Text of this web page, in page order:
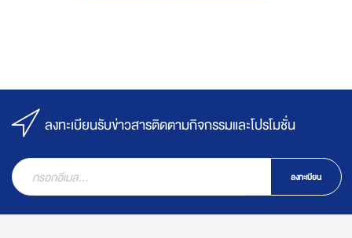
ลงทะเบียนรับข่าวสารติดตามกิจกรรมและโปรโมชั่น
ลงทะเบียน